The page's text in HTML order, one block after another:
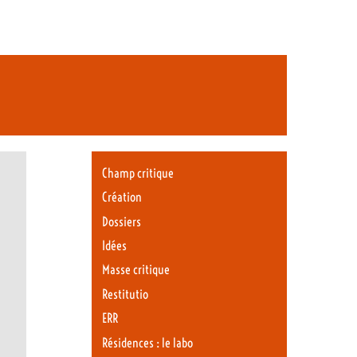
Champ critique
Création
Dossiers
Idées
Masse critique
Restitutio
ERR
Résidences : le labo